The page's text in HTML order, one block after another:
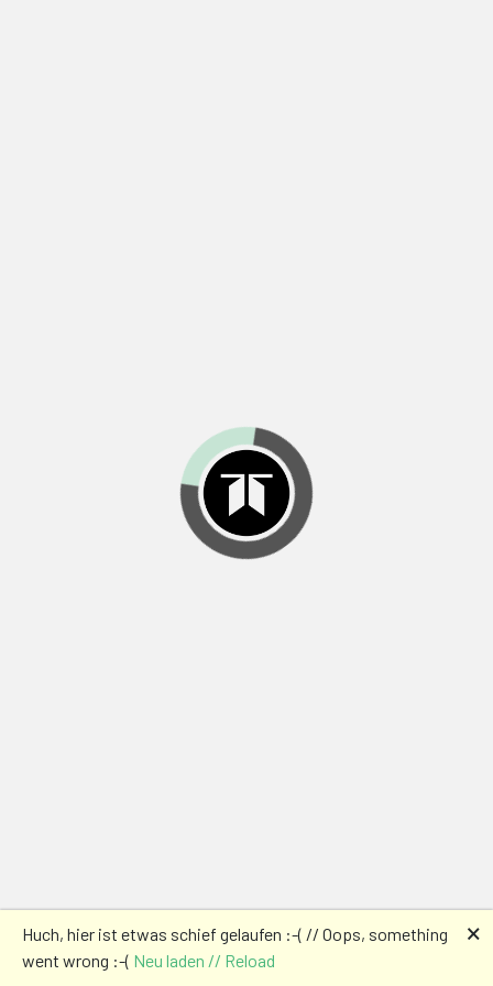
Huch, hier ist etwas schief gelaufen :-( // Oops, something
went wrong :-( Neu laden // Reload
🗙